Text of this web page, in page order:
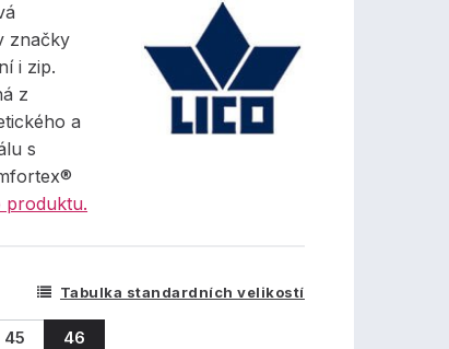
značky
i zip.
z
a
s
produktu.
Tabulka standardních velikostí
45 46